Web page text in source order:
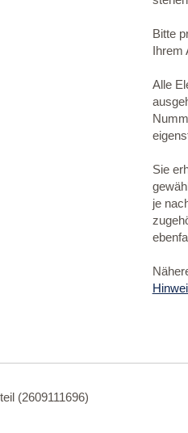
Bitte
Ihrem
Alle
Sie
je
(2609111696)